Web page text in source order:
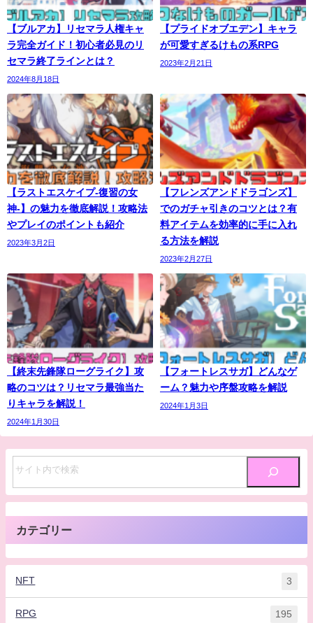
【ブルアカ】リセマラ人権キャ
ラ完全ガイド！初心者必見のリ
セマラ終了ラインとは？
2024年8月18日
【プライドオブエデン】キャラ
が可愛すぎるけもの系RPG
2023年2月21日
【ラストエスケイプ-復習の女
神-】の魅力を徹底解説！攻略法
やプレイのポイントも紹介
2023年3月2日
【フレンズアンドドラゴンズ】
でのガチャ引きのコツとは？有
料アイテムを効率的に手に入れ
る方法を解説
2023年2月27日
【終末先鋒隊ローグライク】攻
略のコツは？リセマラ最強当た
りキャラを解説！
2024年1月30日
【フォートレスサガ】どんなゲ
ーム？魅力や序盤攻略を解説
2024年1月3日
カテゴリー
NFT 3
RPG 195